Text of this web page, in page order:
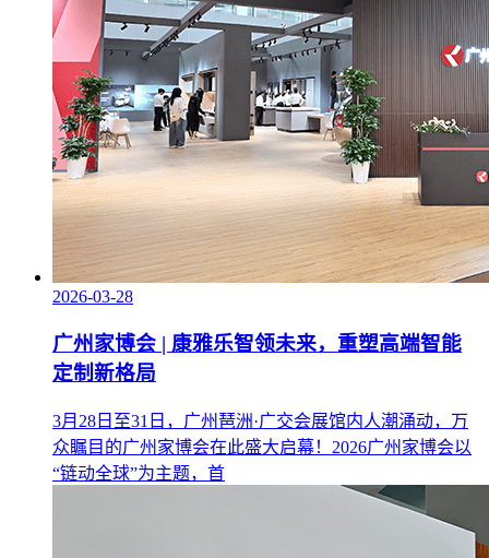
2026-03-28
广州家博会 | 康雅乐智领未来，重塑高端智能
定制新格局
3月28日至31日，广州琶洲·广交会展馆内人潮涌动，万
众瞩目的广州家博会在此盛大启幕！2026广州家博会以
“链动全球”为主题，首